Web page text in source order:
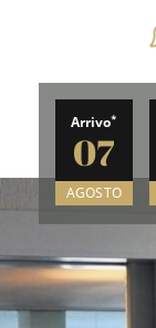
Arrivo*
07
AGOSTO